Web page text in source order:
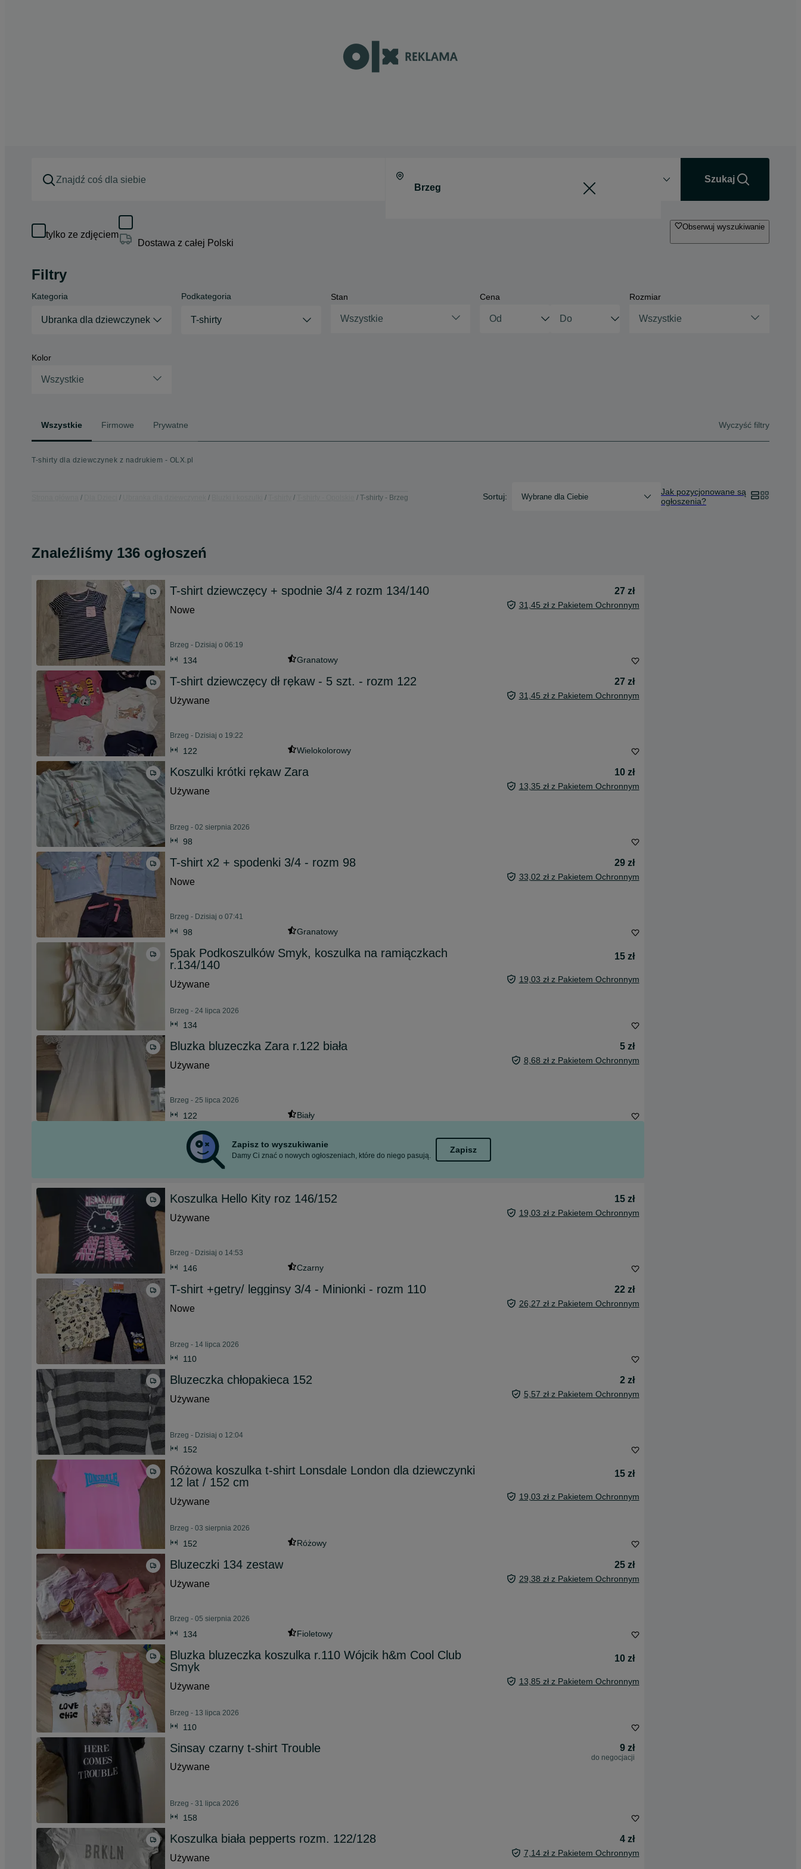
Szukaj
tylko ze zdjęciem
Dostawa z całej Polski
Obserwuj wyszukiwanie
Filtry
Kategoria
Ubranka dla dziewczynek
Podkategoria
T-shirty
Stan
Wszystkie
Cena Rozmiar
Wszystkie
Kolor
Wszystkie
Wszystkie Firmowe Prywatne Wyczyść filtry
T-shirty dla dziewczynek z nadrukiem - OLX.pl
T-shirty - Brzeg Sortuj: Wybrane dla Ciebie
Jak pozycjonowane są
ogłoszenia?
Znaleźliśmy 136 ogłoszeń
T-shirt dziewczęcy + spodnie 3/4 z rozm 134/140
27 zł
Nowe
31,45 zł z Pakietem Ochronnym
Brzeg - Dzisiaj o 06:19
134 Granatowy
T-shirt dziewczęcy dł rękaw - 5 szt. - rozm 122
27 zł
Używane
31,45 zł z Pakietem Ochronnym
Brzeg - Dzisiaj o 19:22
122 Wielokolorowy
Koszulki krótki rękaw Zara
10 zł
Używane
13,35 zł z Pakietem Ochronnym
Brzeg - 02 sierpnia 2026
98
T-shirt x2 + spodenki 3/4 - rozm 98
29 zł
Nowe
33,02 zł z Pakietem Ochronnym
Brzeg - Dzisiaj o 07:41
98 Granatowy
5pak Podkoszulków Smyk, koszulka na ramiączkach
r.134/140
15 zł
Używane 19,03 zł z Pakietem Ochronnym
Brzeg - 24 lipca 2026
134
Bluzka bluzeczka Zara r.122 biała
5 zł
Używane
8,68 zł z Pakietem Ochronnym
Brzeg - 25 lipca 2026
122 Biały
Zapisz to wyszukiwanie
Damy Ci znać o nowych ogłoszeniach, które do niego pasują.
Zapisz
Koszulka Hello Kity roz 146/152
15 zł
Używane
19,03 zł z Pakietem Ochronnym
Brzeg - Dzisiaj o 14:53
146 Czarny
T-shirt +getry/ legginsy 3/4 - Minionki - rozm 110
22 zł
Nowe
26,27 zł z Pakietem Ochronnym
Brzeg - 14 lipca 2026
110
Bluzeczka chłopakieca 152
2 zł
Używane
5,57 zł z Pakietem Ochronnym
Brzeg - Dzisiaj o 12:04
152
Różowa koszulka t-shirt Lonsdale London dla dziewczynki
12 lat / 152 cm
15 zł
Używane 19,03 zł z Pakietem Ochronnym
Brzeg - 03 sierpnia 2026
152 Różowy
Bluzeczki 134 zestaw
25 zł
Używane
29,38 zł z Pakietem Ochronnym
Brzeg - 05 sierpnia 2026
134 Fioletowy
Bluzka bluzeczka koszulka r.110 Wójcik h&m Cool Club
Smyk
10 zł
Używane 13,85 zł z Pakietem Ochronnym
Brzeg - 13 lipca 2026
110
Sinsay czarny t-shirt Trouble 9 zł
do negocjacji
Używane
Brzeg - 31 lipca 2026
158
Koszulka biała pepperts rozm. 122/128
4 zł
Używane
7,14 zł z Pakietem Ochronnym